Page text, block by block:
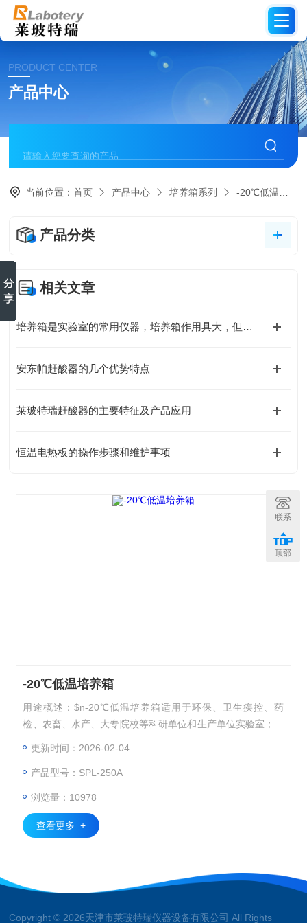
PRODUCT CENTER
产品中心
当前位置：首页 产品中心 培养箱系列 -20℃低温培养箱
产品分类
相关文章
培养箱是实验室的常用仪器，培养箱作用具大，但是您知道如何保养它吗？
安东帕赶酸器的几个优势特点
莱玻特瑞赶酸器的主要特征及产品应用
恒温电热板的操作步骤和维护事项
-20℃低温培养箱
用途概述：$n-20℃低温培养箱适用于环保、卫生疾控、药
检、农畜、水产、大专院校等科研单位和生产单位实验室；广
更新时间：2026-02-04
产品型号：SPL-250A
浏览量：10978
查看更多 +
Copyright © 2026天津市莱玻特瑞仪器设备有限公司 All Rights
联系
顶部